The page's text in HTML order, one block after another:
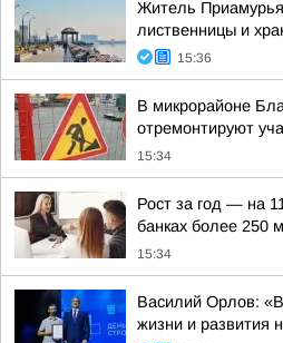
Житель Приамурья
лиственницы и
15:36
В микрорайоне
отремонтируют
15:34
Рост за год — на
банках более 250
15:34
Василий Орлов:
жизни и развития